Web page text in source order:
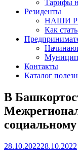
Тарифы
Резиденты
НАШИ
Как
Контакты
Каталог
В
28.10.202228.10.2022